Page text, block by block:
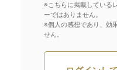
※こちらに掲載している
ーではありません。
※個人の感想であり、効
せん。